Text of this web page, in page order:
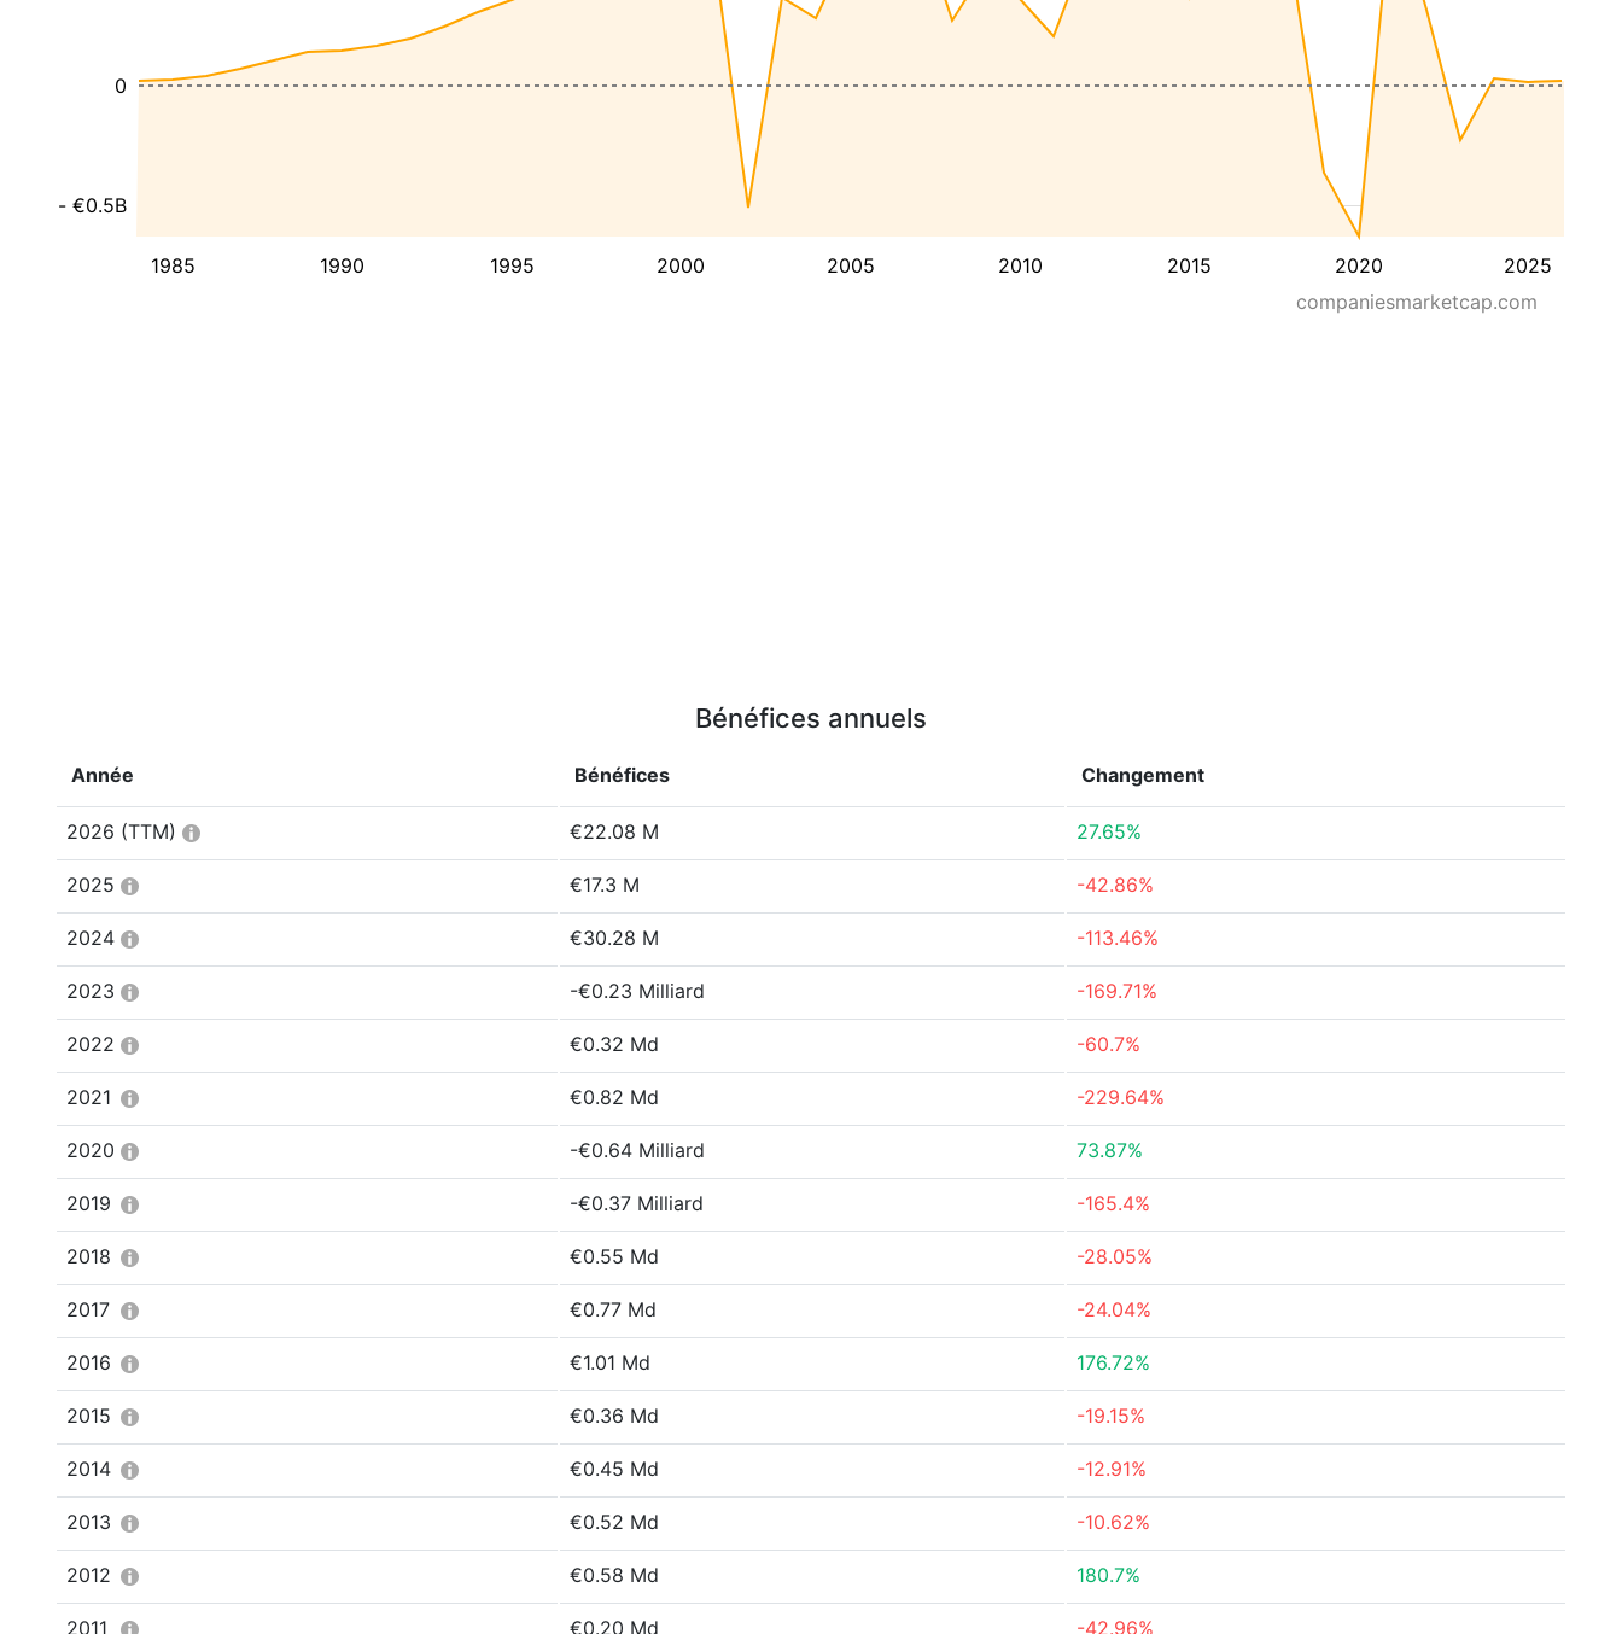
1985 1990 1995 2000 2005 2010 2015 2020 2025
- €0.5B
0
companiesmarketcap.com
Bénéfices annuels
Année Bénéfices Changement
2026 (TTM) €22.08 M 27.65%
2025 €17.3 M -42.86%
2024 €30.28 M -113.46%
2023 -€0.23 Milliard -169.71%
2022 €0.32 Md -60.7%
2021 €0.82 Md -229.64%
2020 -€0.64 Milliard 73.87%
2019 -€0.37 Milliard -165.4%
2018 €0.55 Md -28.05%
2017 €0.77 Md -24.04%
2016 €1.01 Md 176.72%
2015 €0.36 Md -19.15%
2014 €0.45 Md -12.91%
2013 €0.52 Md -10.62%
2012 €0.58 Md 180.7%
2011 €0.20 Md -42.96%